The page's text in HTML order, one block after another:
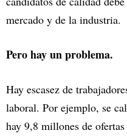
mercado y de la industria.
Pero hay un problema.
Hay escasez de
laboral. Por ejemplo, se
hay 9,8 millones de